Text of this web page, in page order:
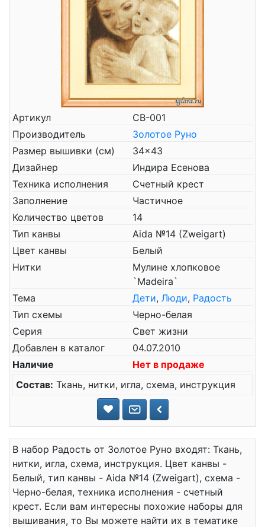
Артикул
СВ-001
Производитель
Золотое Руно
Размер вышивки (см)
34x43
Дизайнер
Индира Есенова
Техника исполнения
Счетный крест
Заполнение
Частичное
Количество цветов
14
Тип канвы
Aida №14 (Zweigart)
Цвет канвы
Белый
Нитки
Мулине хлопковое
`Madeira`
Тема
Дети, Люди, Радость
Тип схемы
Черно-белая
Серия
Свет жизни
Добавлен в каталог
04.07.2010
Наличие
Нет в продаже
Состав: Ткань, нитки, игла, схема, инструкция
В набор Радость от Золотое Руно входят: Ткань,
нитки, игла, схема, инструкция. Цвет канвы -
Белый, тип канвы - Aida №14 (Zweigart), схема -
Черно-белая, техника исполнения - счетный
крест. Если вам интересны похожие наборы для
вышивания, то Вы можете найти их в тематике